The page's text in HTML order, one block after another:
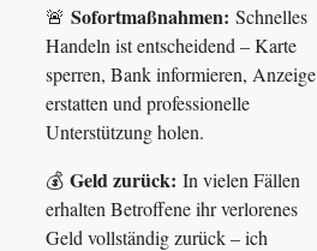
🚨 Sofortmaßnahmen: Schnelles
Handeln ist entscheidend – Karte
sperren, Bank informieren, Anzeige
erstatten und professionelle
Unterstützung holen.
💰 Geld zurück: In vielen Fällen
erhalten Betroffene ihr verlorenes
Geld vollständig zurück – ich